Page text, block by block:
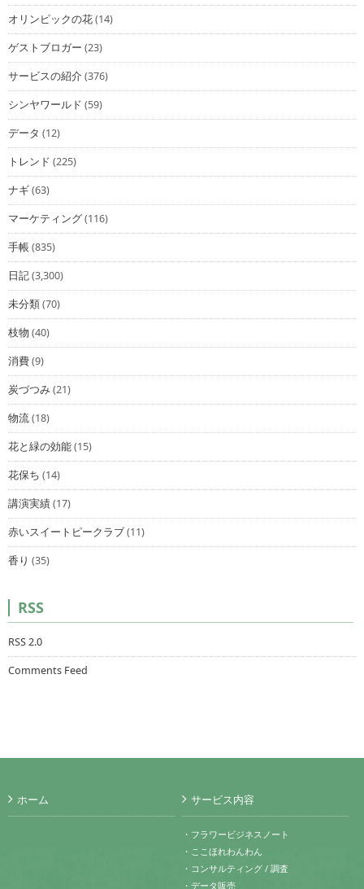
オリンピックの花(14)
ゲストブロガー (23)
サービスの紹介(376)
シンヤワールド (59)
データ (12)
トレンド (225)
ナギ(63)
マーケティング(116)
手帳(835)
日記(3,300)
未分類(70)
枝物 (40)
消費(9)
炭づつみ(21)
物流(18)
花と緑の効能(15)
花保ち (14)
講演実績(17)
赤いスイートピークラブ(11)
香り (35)
RSS
RSS 2.0
Comments Feed
ホーム サービス内容
・フラワービジネスノート
・ここほれわんわん
・コンサルティング / 調査
・データ販売